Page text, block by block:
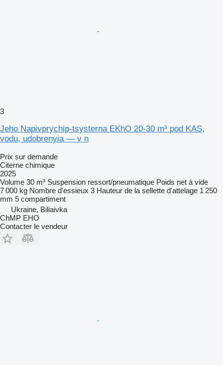
3
Jeho Napivprychip-tsysterna EKhO 20-30 m³ pod KAS,
vodu, udobrenyia — v n
Prix sur demande
Citerne chimique
2025
Volume 30 m³ Suspension ressort/pneumatique Poids net à vide
7 000 kg Nombre d'essieux 3 Hauteur de la sellette d'attelage 1 250
mm 5 compartiment
Ukraine, Biliaivka
ChMP EHO
Contacter le vendeur